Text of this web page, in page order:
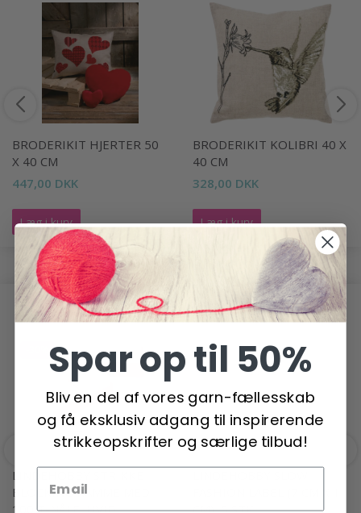
BRODERIKIT HJERTER 50
X 40 CM
447,00 DKK
Læg i kurv
BRODERIKIT KOLIBRI 40 X
40 CM
328,00 DKK
Læg i kurv
ANDRE HAR OGSÅ SET
LINDEHOBBY STRIKKE
BLOCKING KAMME MED
100 T-NÅLE, HVID
CM), 5 STK
Spar op til 50%
Bliv en del af vores garn-fællesskab
og få eksklusiv adgang til inspirerende
strikkeopskrifter og særlige tilbud!